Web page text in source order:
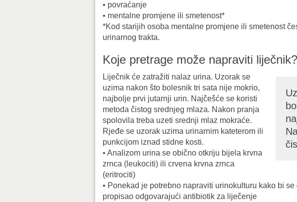
• povraćanje
• mentalne promjene ili smetenost*
*Kod starijih osoba mentalne promjene ili smetenost
urinarnog trakta.
Koje pretrage može napraviti liječnik?
Liječnik će zatražiti nalaz urina. Uzorak se
uzima nakon što bolesnik tri sata nije mokrio,
najbolje prvi jutarnji urin. Najčešće se koristi
metoda čistog srednjeg mlaza. Nakon pranja
spolovila treba uzeti srednji mlaz mokraće.
Rjeđe se uzorak uzima urinarnim kateterom ili
punkcijom iznad stidne kosti.
• Analizom urina se obično otkriju bijela krvna
zrnca (leukociti) ili crvena krvna zrnca
(eritrociti)
• Ponekad je potrebno napraviti urinokulturu kako bi
propisao odgovarajući antibiotik za liječenje